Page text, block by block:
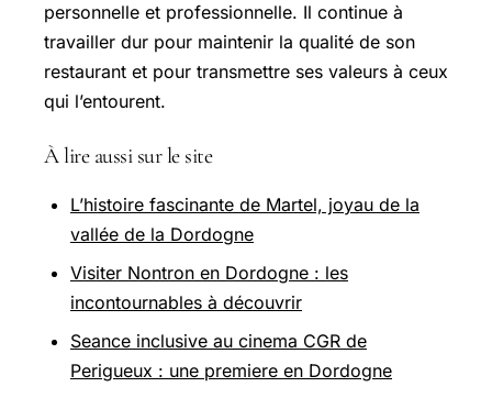
personnelle et professionnelle. Il continue à
travailler dur pour maintenir la qualité de son
restaurant et pour transmettre ses valeurs à ceux
qui l’entourent.
À lire aussi sur le site
L’histoire fascinante de Martel, joyau de la
vallée de la Dordogne
Visiter Nontron en Dordogne : les
incontournables à découvrir
Seance inclusive au cinema CGR de
Perigueux : une premiere en Dordogne